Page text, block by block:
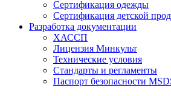
Сертификация одежды
Сертификация детской
Разработка документации
ХАССП
Лицензия Минкульт
Технические условия
Стандарты и регламенты
Паспорт безопасности